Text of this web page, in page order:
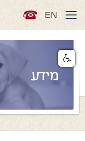
EN
מידע